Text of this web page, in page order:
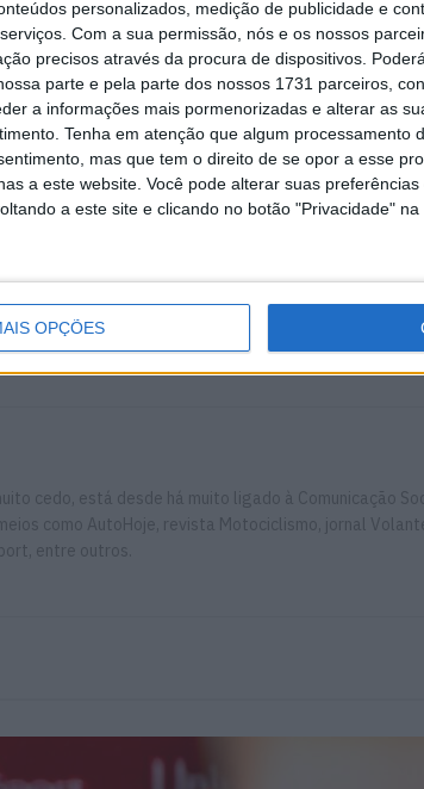
personalizados, medição de publicidade e
Com a sua permissão, nós e os nossos
precisos através da procura de dispositivos.
parte e pela parte dos nossos 1731 parceiros,
a informações mais pormenorizadas e alterar as
Tenha em atenção que algum processamento
mas que tem o direito de se opor a esse
a este website. Você pode alterar suas
a este site e clicando no botão "Privacidade" na
OPÇÕES
estava a ficar cada vez mais lento.”
esperança para o GP de domingo.
frio para o GP, a tensão na frente ainda
mais. O que é particularmente frustrante para
algo especial — depois da boa qualificação,
que mereciam. Espero que haja uma
Lenovo Ducati Team MotoGP Pecco Bagnaia
cedo, está desde há muito ligado à Comunicação
como AutoHoje, revista Motociclismo, jornal
entre outros.